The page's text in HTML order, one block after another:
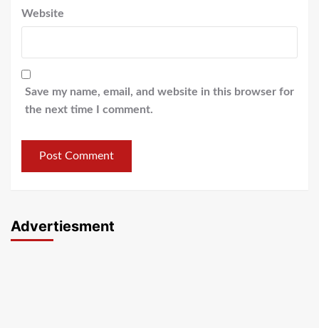
Website
Save my name, email, and website in this browser for
the next time I comment.
Advertiesment